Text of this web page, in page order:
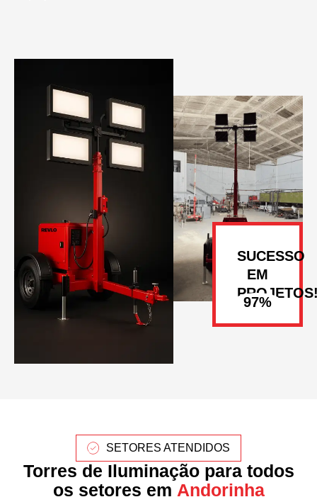
SUCESSO
EM
SETORES ATENDIDOS
Torres de Iluminação para todos
os setores em Andorinha